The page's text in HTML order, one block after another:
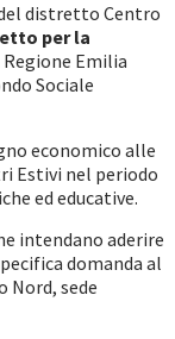
distretto Centro
per la
Emilia
Sociale
economico alle
Estivi nel periodo
ed educative.
intendano aderire
domanda al
sede